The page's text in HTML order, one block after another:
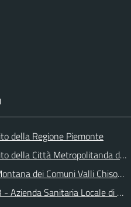
della Regione Piemonte
della Città Metropolitanda di
dei Comuni Valli Chisone
- Azienda Sanitaria Locale di